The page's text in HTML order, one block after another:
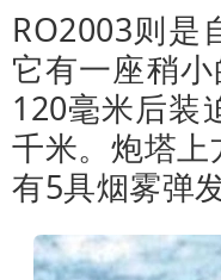
RO2003则是
它有一座稍
120毫米后装
千米。炮塔
有5具烟雾弹